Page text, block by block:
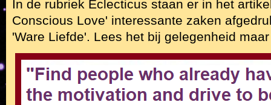
In de rubriek Eclecticus staan er in het
Conscious Love' interessante zaken
'Ware Liefde'. Lees het bij gelegenheid